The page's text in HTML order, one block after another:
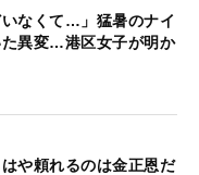
いなくて…」猛暑のナイ
た異変…港区女子が明か
や頼れるのは金正恩だ